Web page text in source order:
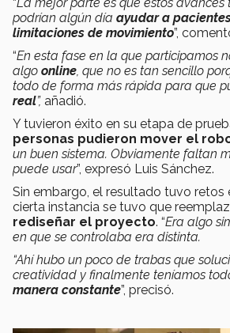
podrían algún día ayudar a
limitaciones de movimiento”,
“En esta fase en la que participamos
algo online, que no es tan sencillo
todo de forma más rápida para que
real”, añadió.
Y tuvieron éxito en su etapa de
personas pudieron mover el
un buen sistema. Obviamente faltan
puede usar”, expresó Luis Sánchez.
Sin embargo, el resultado tuvo retos
cierta instancia se tuvo que
rediseñar el proyecto. “Era algo
en que se controlaba era distinta.
“Ahí hubo un poco de trabas que
creatividad y finalmente teníamos
manera constante”, precisó.